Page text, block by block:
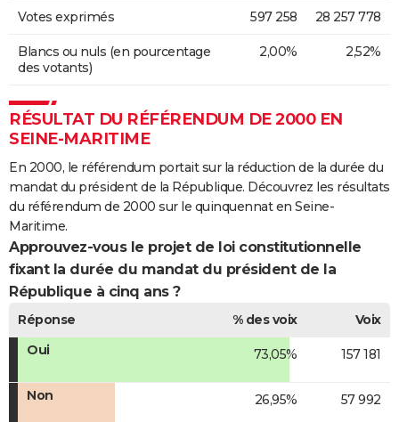
Votes exprimés 597 258 28 257 778
Blancs ou nuls (en pourcentage
des votants)
2,00% 2,52%
RÉSULTAT DU RÉFÉRENDUM DE 2000 EN
SEINE-MARITIME
En 2000, le référendum portait sur la réduction de la durée du
mandat du président de la République. Découvrez les résultats
du référendum de 2000 sur le quinquennat en Seine-
Maritime.
Approuvez-vous le projet de loi constitutionnelle
fixant la durée du mandat du président de la
République à cinq ans ?
Réponse % des voix
Voix
Oui
73,05% 157 181
Non 26,95% 57 992